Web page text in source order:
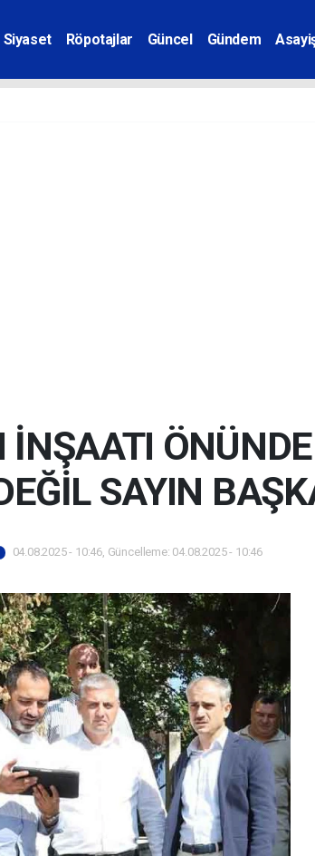
Siyaset Röpotajlar Güncel Gündem
İNŞAATI
SAYIN
04.08.2025 - 10:46, Güncelleme: 04.08.2025 - 10:46